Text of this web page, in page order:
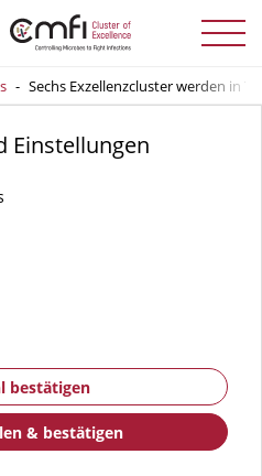
Menü
Sechs Exzellenzcluster werden in
Einstellungen
bestätigen
& bestätigen